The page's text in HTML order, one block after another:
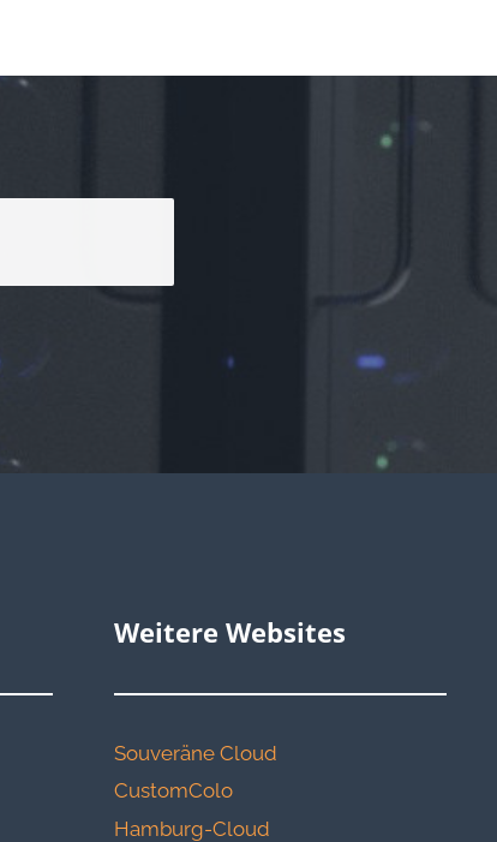
Weitere Websites
Souveräne Cloud
CustomColo
Hamburg-Cloud